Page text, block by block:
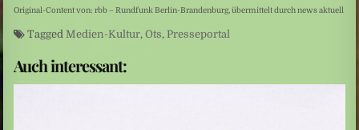
Original-Content von: rbb – Rundfunk Berlin-Brandenburg, übermittelt durch news aktuell
Tagged Medien-Kultur,Ots, Presseportal
Auch interessant: